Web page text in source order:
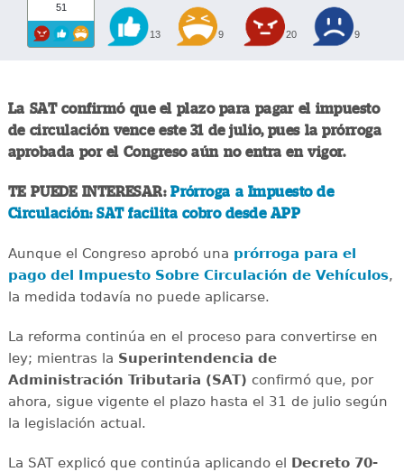
51
13 9 20 9
La SAT confirmó que el plazo para pagar el impuesto
de circulación vence este 31 de julio, pues la prórroga
aprobada por el Congreso aún no entra en vigor.
TE PUEDE INTERESAR:Prórroga a Impuesto de
Circulación: SAT facilita cobro desde APP
Aunque el Congreso aprobó una prórroga para el
pago del Impuesto Sobre Circulación de Vehículos,
la medida todavía no puede aplicarse.
La reforma continúa en el proceso para convertirse en
ley; mientras la Superintendencia de
Administración Tributaria (SAT) confirmó que, por
ahora, sigue vigente el plazo hasta el 31 de julio según
la legislación actual.
La SAT explicó que continúa aplicando el Decreto 70-